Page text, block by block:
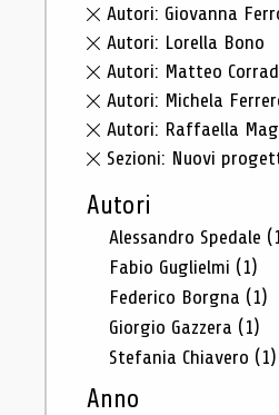
Autori: Giovanna
Autori: Lorella Bono
Autori: Matteo
Autori: Michela
Autori: Raffaella
Sezioni: Nuovi
Autori
Alessandro Spedale
Fabio Guglielmi (1)
Federico Borgna (1)
Giorgio Gazzera (1)
Stefania Chiavero (1)
Anno